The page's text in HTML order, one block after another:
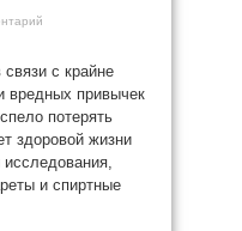
с крайне
вредных привычек
потерять
здоровой жизни
и спиртные